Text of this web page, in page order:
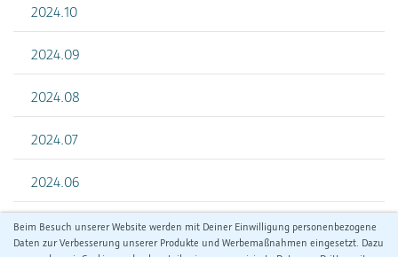
2024.10
2024.09
2024.08
2024.07
2024.06
Beim Besuch unserer Website werden mit Deiner Einwilligung personenbezogene
Daten zur Verbesserung unserer Produkte und Werbemaßnahmen eingesetzt. Dazu